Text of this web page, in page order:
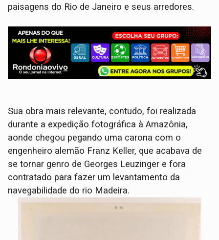
paisagens do Rio de Janeiro e seus arredores.
Sua obra mais relevante, contudo, foi realizada
durante a expedição fotográfica à Amazônia,
aonde chegou pegando uma carona com o
engenheiro alemão Franz Keller, que acabava de
se tornar genro de Georges Leuzinger e fora
contratado para fazer um levantamento da
navegabilidade do rio Madeira.